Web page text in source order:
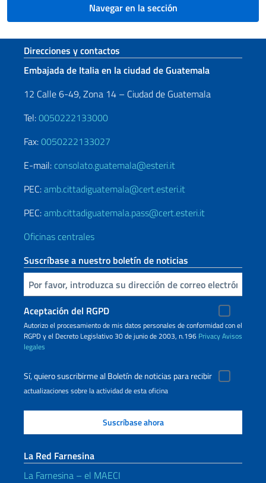
Navegar en la sección
Sezione footer
Direcciones y contactos
Embajada de Italia en la ciudad de Guatemala
12 Calle 6-49, Zona 14 – Ciudad de Guatemala
Tel:0050222133000
Fax:0050222133027
E-mail: consolato.guatemala@esteri.it
PEC:amb.cittadiguatemala@cert.esteri.it
PEC:amb.cittadiguatemala.pass@cert.esteri.it
Oficinas centrales
Suscríbase a nuestro boletín de noticias
Inserta tu correo electronico
Aceptación del RGPD
Autorizo ​​el procesamiento de mis datos personales de conformidad con el
RGPD y el Decreto Legislativo 30 de junio de 2003, n.196 PrivacyAvisos
legales
Sí, quiero suscribirme al Boletín de noticias para recibir
actualizaciones sobre la actividad de esta oficina
La Red Farnesina
La Farnesina – el MAECI